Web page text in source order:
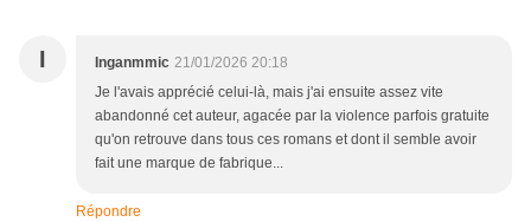
I Inganmmic 21/01/2026 20:18
Je l'avais apprécié celui-là, mais j'ai ensuite assez vite
abandonné cet auteur, agacée par la violence parfois gratuite
qu'on retrouve dans tous ces romans et dont il semble avoir
fait une marque de fabrique...
Répondre